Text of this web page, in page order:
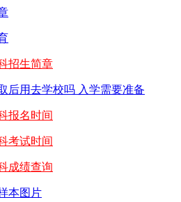
招生简章
后用去学校吗 入学需要准备
报名时间
考试时间
成绩查询
本图片